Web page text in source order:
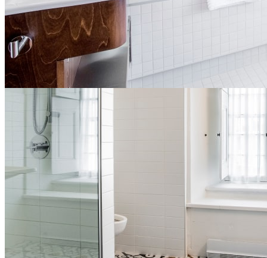
Se ressourcer au cœur de l'histoire
Coordonnées
77, rue des Remparts, Québec (Québec)
Canada G1R 0C3
Ce lien s'ouvrira dans une nouvelle fenêtre
418 694-1639Ce lien s'ouvrira dans une nouvelle fenêtre
1 844 694-1639 (sans frais)
Ce lien s'ouvrira dans une